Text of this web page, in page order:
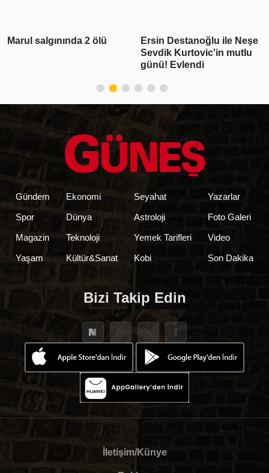
salgınında 2 ölü
Ersin Destanoğlu ile Neşe
Sevdik Kurtovic'in mutlu
günü! Evlendi
Gündem
Spor
Magazin
Yaşam
Ekonomi
Dünya
Teknoloji
Kültür&Sanat
Seyahat
Astroloji
Yemek Tarifleri
Kobi
Yazarlar
Foto Galeri
Video
Son Dakika
Bizi Takip Edin
İletişim/Künye